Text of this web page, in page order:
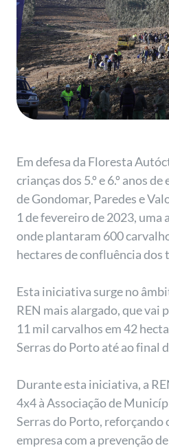
Em defesa da Floresta
crianças dos 5.º e 6.º anos
de Gondomar, Paredes e
1 de fevereiro de 2023, uma
onde plantaram 600
hectares de confluência dos
Esta iniciativa surge no
REN mais alargado, que vai
11 mil carvalhos em 42
Serras do Porto até ao final
Durante esta iniciativa, a
4x4 à Associação de
Serras do Porto, reforçando
empresa com a prevenção